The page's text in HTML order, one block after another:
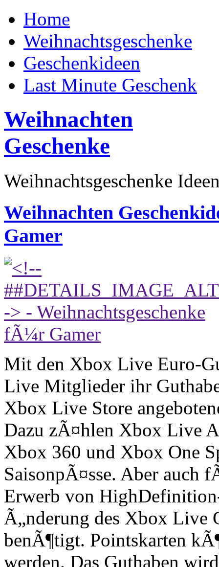
Home
Weihnachtsgeschenke
Geschenkideen
Last Minute Geschenk
Weihnachten
Geschenke
Weihnachtsgeschenke
Weihnachten
Gamer
Mit den Xbox Live Euro-
Live Mitglieder ihr
Xbox Live Store
Dazu zÃ¤hlen Xbox Live
Xbox 360 und Xbox One
SaisonpÃ¤sse. Aber auch
Erwerb von
Ã„nderung des Xbox Live
benÃ¶tigt. Pointskarten
werden. Das Guthaben